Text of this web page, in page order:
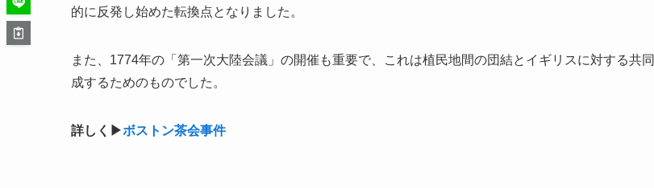
的に反発し始めた転換点となりました。
また、1774年の「第一次大陸会議」の開催も重要で、これは植民地間の団結とイギリスに対する共
成するためのものでした。
詳しく▶︎ボストン茶会事件